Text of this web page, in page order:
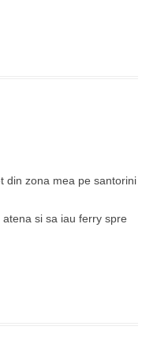
din zona mea pe santorini
si sa iau ferry spre